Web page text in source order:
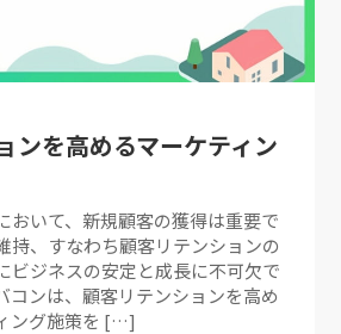
ンを高めるマーケティン
おいて、新規顧客の獲得は重要で
持、すなわち顧客リテンションの
ビジネスの安定と成長に不可欠で
コンは、顧客リテンションを高め
ング施策を […]